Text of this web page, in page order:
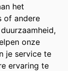
het
of andere
onze
je service te
ervaring te